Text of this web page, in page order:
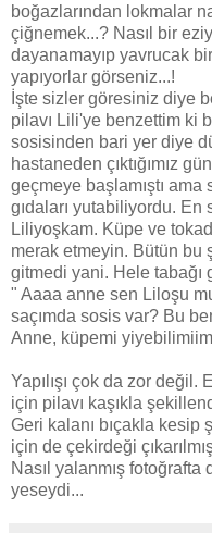
boğazlarından lokmalar
çiğnemek...? Nasıl bir
dayanamayıp yavrucak
yapıyorlar görseniz...!
İşte sizler göresiniz diye
pilavı Lili'ye benzettim ki
sosisinden bari yer diye
hastaneden çıktığımız
geçmeye başlamıştı
gıdaları yutabiliyordu.
Liliyoşkam. Küpe ve
merak etmeyin. Bütün bu
gitmedi yani. Hele tabağı
" Aaaa anne sen Liloşu
saçımda sosis var? Bu
Anne, küpemi
Yapılışı çok da zor değil.
için pilavı kaşıkla
Geri kalanı bıçakla
için de çekirdeği
Nasıl yalanmış
yeseydi...